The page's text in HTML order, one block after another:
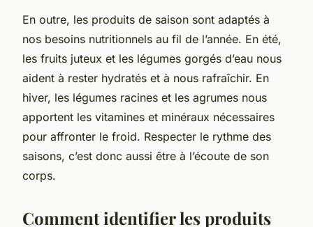
En outre, les produits de saison sont adaptés à
nos besoins nutritionnels au fil de l’année. En été,
les fruits juteux et les légumes gorgés d’eau nous
aident à rester hydratés et à nous rafraîchir. En
hiver, les légumes racines et les agrumes nous
apportent les vitamines et minéraux nécessaires
pour affronter le froid. Respecter le rythme des
saisons, c’est donc aussi être à l’écoute de son
corps.
Comment identifier les produits